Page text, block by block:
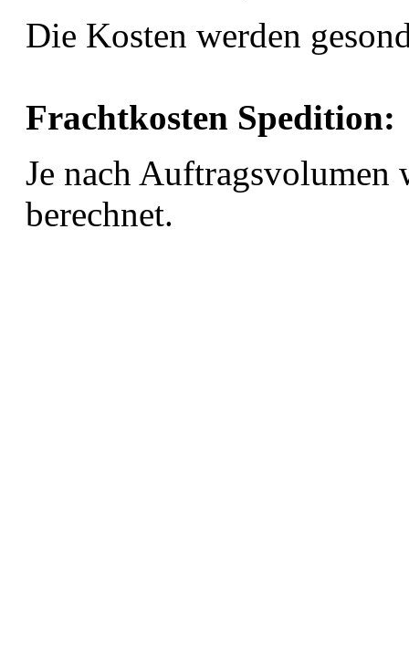
Die Kosten werden
Frachtkosten Spedition:
Je nach Auftragsvolumen
berechnet.